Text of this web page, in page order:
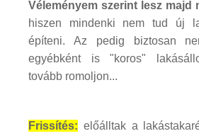
Véleményem szerint lesz majd
hiszen mindenki nem tud új
építeni. Az pedig biztosan
egyébként is "koros"
tovább romoljon...
Frissítés: előálltak a